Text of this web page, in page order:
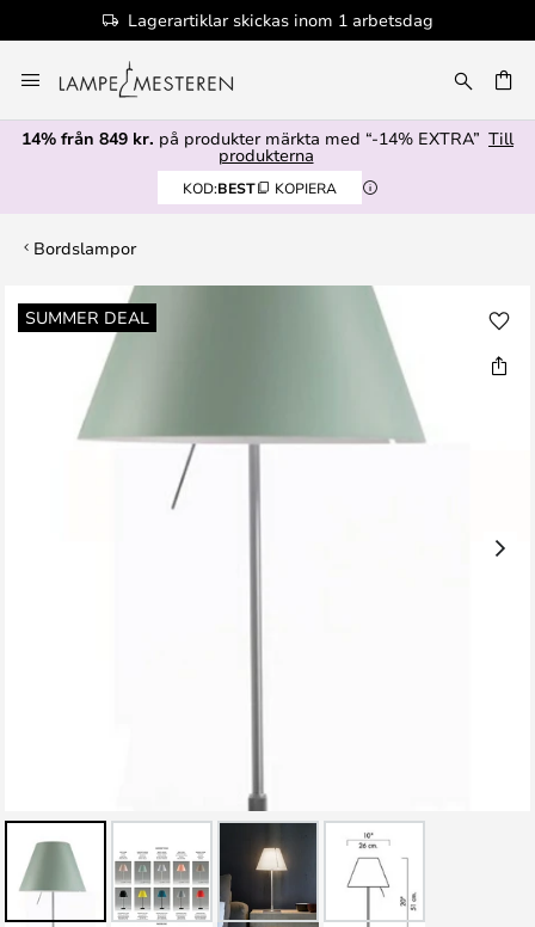
Lagerartiklar skickas inom 1 arbetsdag
till
innehållet
14% från 849 kr. på produkter märkta med “-14% EXTRA” Till
produkterna
KOD:BEST KOPIERA
Bordslampor
SUMMER DEAL
Hoppa
till
bildgalleriet